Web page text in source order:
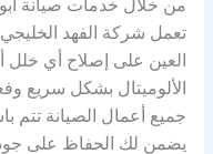
من خلال خدمات صيانة
تعمل شركة الفهد
العين على إصلاح أي خلل
الألوميتال بشكل سريع
جميع أعمال الصيانة تتم
يضمن لك الحفاظ على